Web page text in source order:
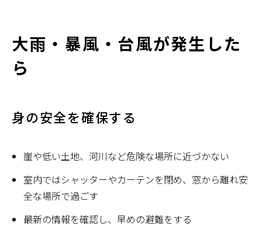
大雨・暴風・台風が発生した
ら
身の安全を確保する
崖や低い土地、河川など危険な場所に近づかない
室内ではシャッターやカーテンを閉め、窓から離れ安
全な場所で過ごす
最新の情報を確認し、早めの避難をする